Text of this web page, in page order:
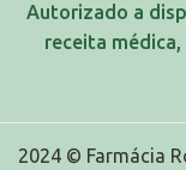
Autorizado a
receita
2024 © Farmácia